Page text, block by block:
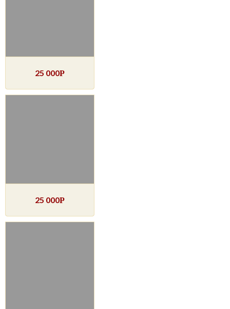
25 000Р
25 000Р